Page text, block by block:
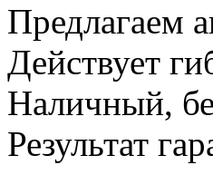
Предлагаем
Действует
Наличный,
Результат